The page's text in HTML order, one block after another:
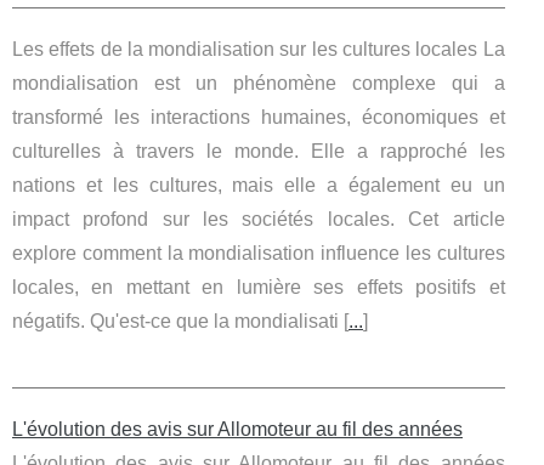
Les effets de la mondialisation sur les cultures locales La
mondialisation est un phénomène complexe qui a
transformé les interactions humaines, économiques et
culturelles à travers le monde. Elle a rapproché les
nations et les cultures, mais elle a également eu un
impact profond sur les sociétés locales. Cet article
explore comment la mondialisation influence les cultures
locales, en mettant en lumière ses effets positifs et
négatifs. Qu'est-ce que la mondialisati [...]
L'évolution des avis sur Allomoteur au fil des années